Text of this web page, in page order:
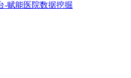
-赋能医院数据挖掘